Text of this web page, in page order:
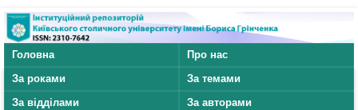
Головна
Про нас
За роками
За темами
За відділами
За авторами